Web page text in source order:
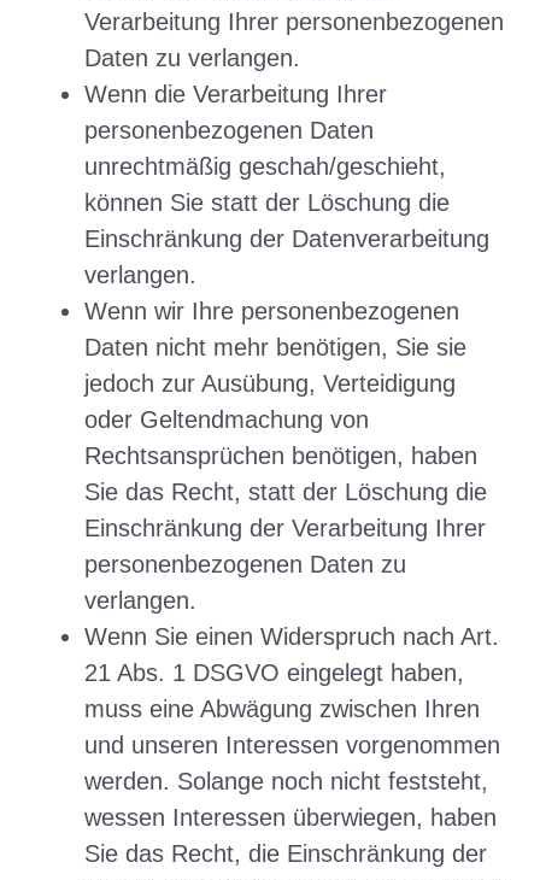
Verarbeitung Ihrer personenbezogenen
Daten zu verlangen.
Wenn die Verarbeitung Ihrer
personenbezogenen Daten
unrechtmäßig geschah/geschieht,
können Sie statt der Löschung die
Einschränkung der Datenverarbeitung
verlangen.
Wenn wir Ihre personenbezogenen
Daten nicht mehr benötigen, Sie sie
jedoch zur Ausübung, Verteidigung
oder Geltendmachung von
Rechtsansprüchen benötigen, haben
Sie das Recht, statt der Löschung die
Einschränkung der Verarbeitung Ihrer
personenbezogenen Daten zu
verlangen.
Wenn Sie einen Widerspruch nach Art.
21 Abs. 1 DSGVO eingelegt haben,
muss eine Abwägung zwischen Ihren
und unseren Interessen vorgenommen
werden. Solange noch nicht feststeht,
wessen Interessen überwiegen, haben
Sie das Recht, die Einschränkung der